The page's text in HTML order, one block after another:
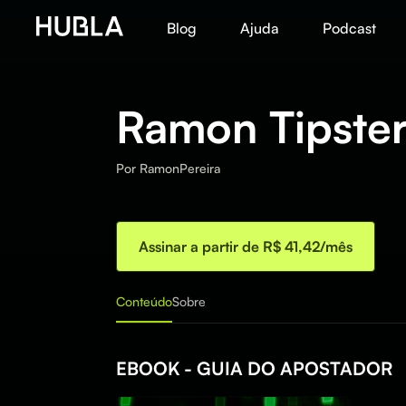
Blog Ajuda Podcast
Ramon
Por RamonPereira
Assinar a partir de R$ 41,42/mês
ConteúdoSobre
EBOOK - GUIA DO APOSTADOR